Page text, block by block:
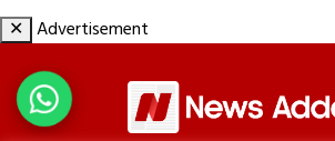
✕ Advertisement